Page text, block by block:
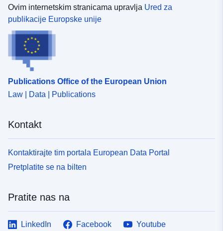
Ovim internetskim stranicama upravlja Ured za
publikacije Europske unije
Publications Office of the European Union
Law | Data | Publications
Kontakt
Kontaktirajte tim portala European Data Portal
Pretplatite se na bilten
Pratite nas na
LinkedIn Facebook
Youtube